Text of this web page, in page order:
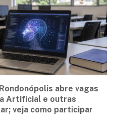
abre vagas
Artificial e outras
veja como participar